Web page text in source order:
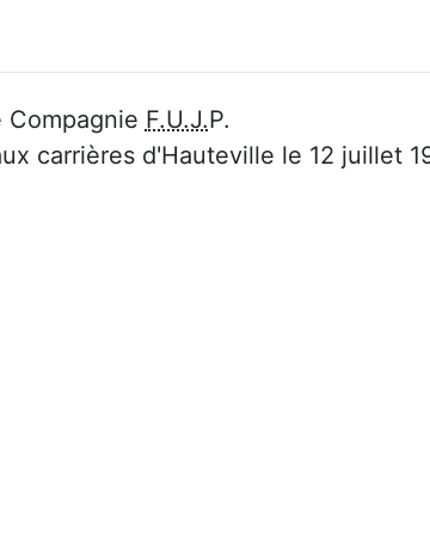
Compagnie F.U.J.P.
carrières d'Hauteville le 12 juillet